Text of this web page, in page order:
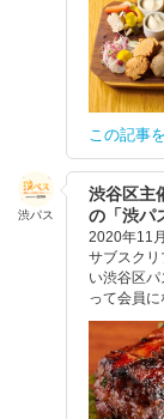
この記事
渋パス
渋谷区主
の「渋パ
2020年11
サブスクリ
い渋谷区
って会員に